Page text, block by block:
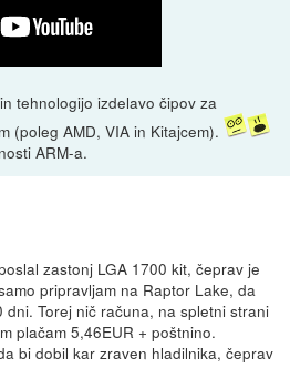
tehnologijo izdelavo čipov za
(poleg AMD, VIA in Kitajcem).
ARM-a.
zastonj LGA 1700 kit, čeprav je
pripravljam na Raptor Lake, da
Torej nič računa, na spletni strani
plačam 5,46EUR + poštnino.
bi dobil kar zraven hladilnika, čeprav